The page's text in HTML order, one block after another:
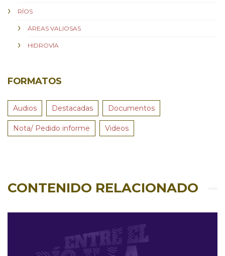
RÍOS
ÁREAS VALIOSAS
HIDROVÍA
FORMATOS
Audios Destacadas Documentos
Nota/ Pedido informe Videos
CONTENIDO RELACIONADO